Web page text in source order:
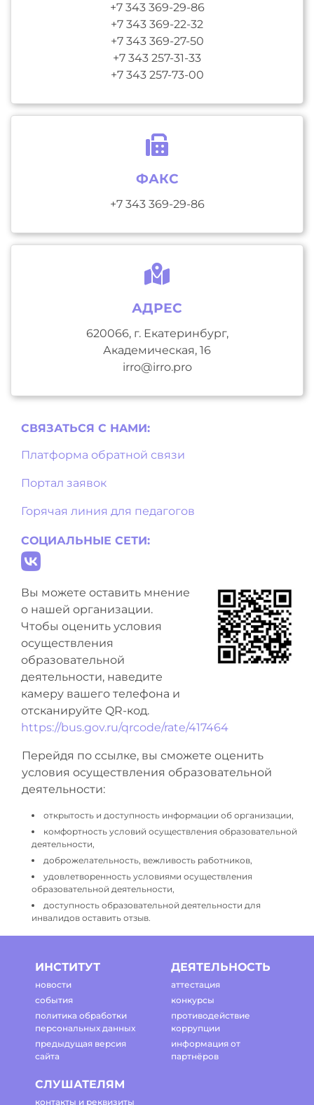
+7 343 369-29-86
+7 343 369-22-32
+7 343 369-27-50
+7 343 257-31-33
+7 343 257-73-00
ФАКС
+7 343 369-29-86
АДРЕС
620066, г. Екатеринбург,
Академическая, 16
irro@irro.pro
СВЯЗАТЬСЯ С НAМИ:
Платформа обратной связи
Портал заявок
Горячая линия для педагогов
СОЦИАЛЬНЫЕ СЕТИ:
Вы можете оставить мнение
о нашей организации.
Чтобы оценить условия
осуществления
образовательной
деятельности, наведите
камеру вашего телефона и
отсканируйте QR-код.
https://bus.gov.ru/qrcode/rate/417464
Перейдя по ссылке, вы сможете оценить
условия осуществления образовательной
деятельности:
открытость и доступность информации об организации,
комфортность условий осуществления образовательной
деятельности,
доброжелательность, вежливость работников,
удовлетворенность условиями осуществления
образовательной деятельности,
доступность образовательной деятельности для
инвалидов оставить отзыв.
ИНСТИТУТ
новости
события
политика обработки
персональных данных
предыдущая версия
сайта
ДЕЯТЕЛЬНОСТЬ
аттестация
конкурсы
противодействие
коррупции
информация от
партнёров
СЛУШАТЕЛЯМ
контакты и реквизиты